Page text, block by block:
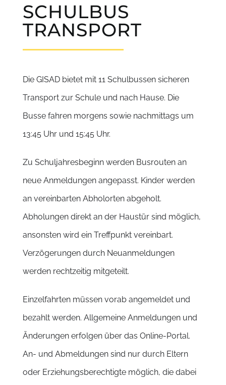
SCHULBUS
TRANSPORT
Die GISAD bietet mit 11 Schulbussen sicheren
Transport zur Schule und nach Hause. Die
Busse fahren morgens sowie nachmittags um
13:45 Uhr und 15:45 Uhr.
Zu Schuljahresbeginn werden Busrouten an
neue Anmeldungen angepasst. Kinder werden
an vereinbarten Abholorten abgeholt.
Abholungen direkt an der Haustür sind möglich,
ansonsten wird ein Treffpunkt vereinbart.
Verzögerungen durch Neuanmeldungen
werden rechtzeitig mitgeteilt.
Einzelfahrten müssen vorab angemeldet und
bezahlt werden. Allgemeine Anmeldungen und
Änderungen erfolgen über das Online-Portal.
An- und Abmeldungen sind nur durch Eltern
oder Erziehungsberechtigte möglich, die dabei